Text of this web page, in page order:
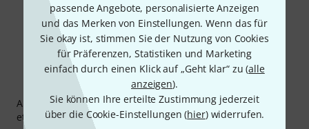
passende Angebote, personalisierte Anzeigen
und das Merken von Einstellungen. Wenn das für
Sie okay ist, stimmen Sie der Nutzung von Cookies
für Präferenzen, Statistiken und Marketing
einfach durch einen Klick auf „Geht klar“ zu (alle
anzeigen).
Sie können Ihre erteilte Zustimmung jederzeit
über die Cookie-Einstellungen (hier) widerrufen.
Thomann Newsletter
Abonniere den Thomann Newsletter und gewinne mit
etwas Glück einen von50 Gutscheinenüber jeweils50€